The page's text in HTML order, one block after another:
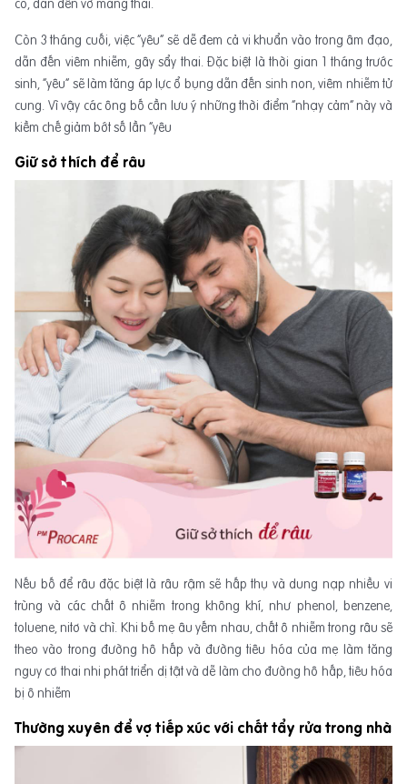
Còn 3 tháng cuối, việc “yêu” sẽ dễ đem cả vi khuẩn vào trong âm đạo,
dẫn đến viêm nhiễm, gây sẩy thai. Đặc biệt là thời gian 1 tháng trước
sinh, “yêu” sẽ làm tăng áp lực ổ bụng dẫn đến sinh non, viêm nhiễm tử
cung. Vì vậy các ông bố cần lưu ý những thời điểm “nhạy cảm” này và
kiềm chế giảm bớt số lần “yêu
Giữ sở thích để râu
Nếu bố để râu đặc biệt là râu rậm sẽ hấp thụ và dung nạp nhiều vi
trùng và các chất ô nhiễm trong không khí, như phenol, benzene,
toluene, nitơ và chì. Khi bố mẹ âu yếm nhau, chất ô nhiễm trong râu sẽ
theo vào trong đường hô hấp và đường tiêu hóa của mẹ làm tăng
nguy cơ thai nhi phát triển dị tật và dễ làm cho đường hô hấp, tiêu hóa
bị ô nhiễm
Thường xuyên để vợ tiếp xúc với chất tẩy rửa trong nhà